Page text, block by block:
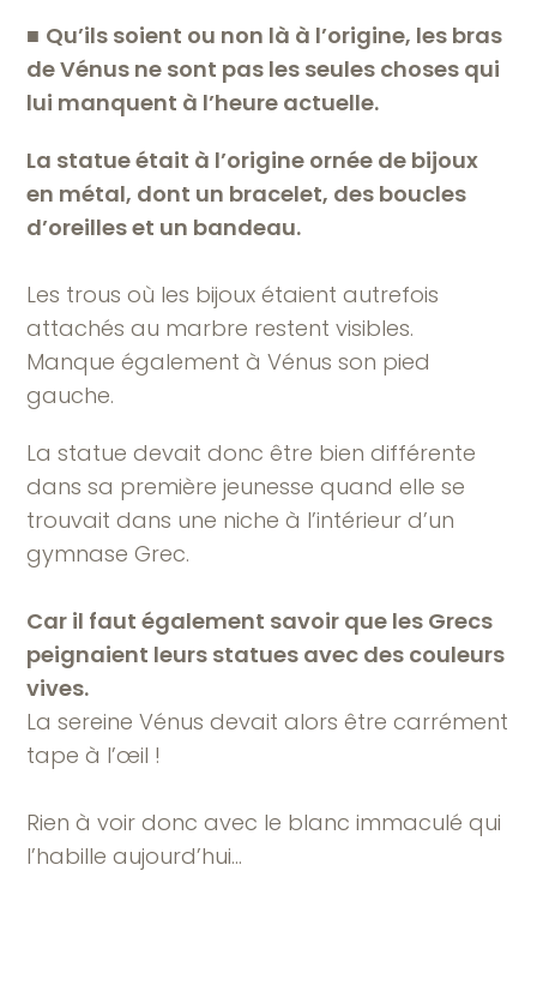
■ Qu’ils soient ou non là à l’origine, les bras
de Vénus ne sont pas les seules choses qui
lui manquent à l’heure actuelle.
La statue était à l’origine ornée de bijoux
en métal, dont un bracelet, des boucles
d’oreilles et un bandeau.
Les trous où les bijoux étaient autrefois
attachés au marbre restent visibles.
Manque également à Vénus son pied
gauche.
La statue devait donc être bien différente
dans sa première jeunesse quand elle se
trouvait dans une niche à l’intérieur d’un
gymnase Grec.
Car il faut également savoir que les Grecs
peignaient leurs statues avec des couleurs
vives.
La sereine Vénus devait alors être carrément
tape à l’œil !
Rien à voir donc avec le blanc immaculé qui
l’habille aujourd’hui…